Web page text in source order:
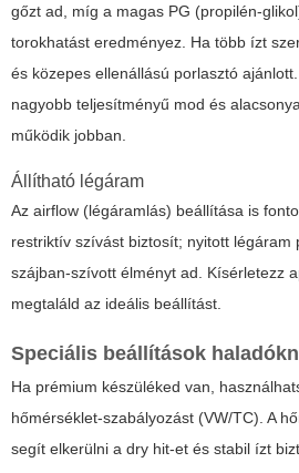
gőzt ad, míg a magas PG (propilén-
torokhatást eredményez. Ha több ízt
és közepes ellenállású porlasztó
nagyobb teljesítményű mod és
működik jobban.
Állítható légáram
Az airflow (légáramlás) beállítása is
restriktív szívást biztosít; nyitott légáram
szájban-szívott élményt ad. Kísérletezz
megtaláld az ideális beállítást.
Speciális beállítások
Ha prémium készüléked van,
hőmérséklet-szabályozást (VW/TC). A
segít elkerülni a dry hit-et és stabil ízt